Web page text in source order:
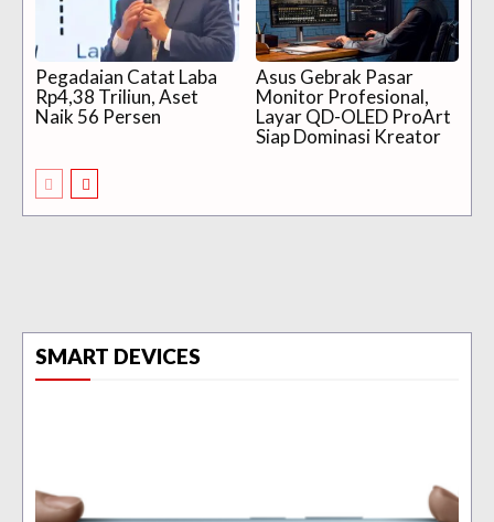
Pegadaian Catat Laba
Rp4,38 Triliun, Aset
Naik 56 Persen
Asus Gebrak Pasar
Monitor Profesional,
Layar QD-OLED ProArt
Siap Dominasi Kreator
SMART DEVICES